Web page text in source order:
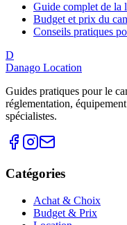
Guide complet de la
Budget et prix du
Conseils pratiques
D
Danago Location
Guides pratiques pour le
réglementation,
spécialistes.
Catégories
Achat & Choix
Budget & Prix